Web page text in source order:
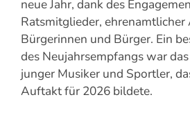
neue Jahr, dank des
Ratsmitglieder,
Bürgerinnen und Bürger. Ein
des Neujahrsempfangs war
junger Musiker und Sportler,
Auftakt für 2026 bildete.